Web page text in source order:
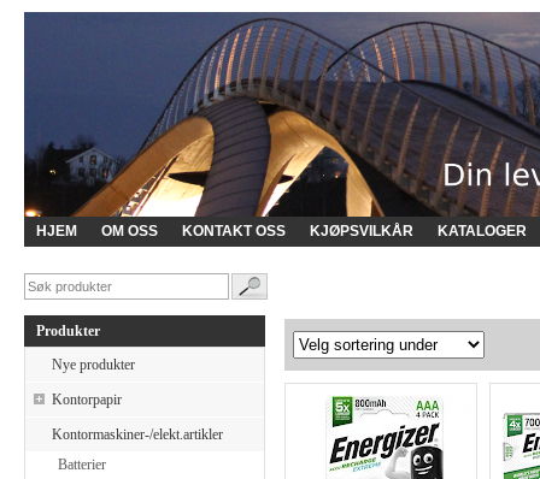
HJEM OM OSS KONTAKT OSS KJØPSVILKÅR KATALOGER
Produkter
Nye produkter
Kontorpapir
Kontormaskiner-/elekt.artikler
Batterier